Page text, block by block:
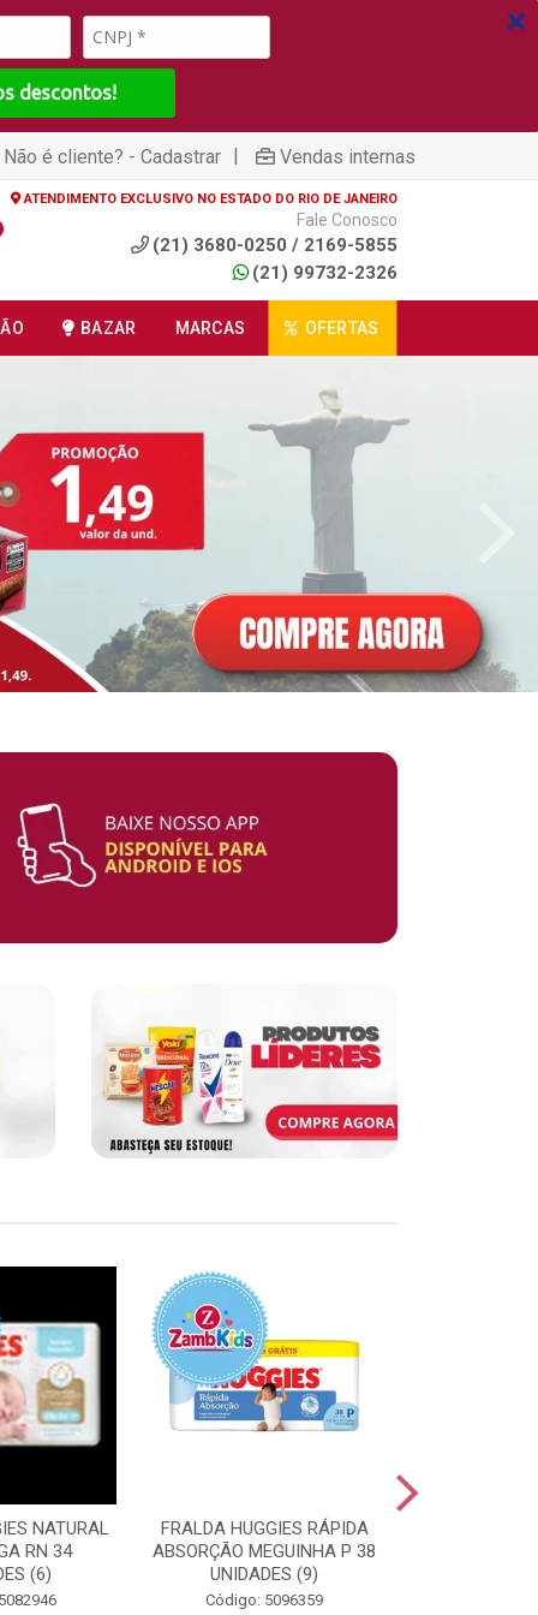
descontos!
Não é cliente? - Cadastrar | Vendas internas
ATENDIMENTO EXCLUSIVO NO ESTADO DO RIO DE JANEIRO
Fale Conosco
(21) 3680-0250 / 2169-5855
(21) 99732-2326
BAZAR MARCAS OFERTAS
NATURAL
RN 34
(6)
FRALDA HUGGIES RÁPIDA
ABSORÇÃO MEGUINHA P 38
UNIDADES (9)
Código: 5096359